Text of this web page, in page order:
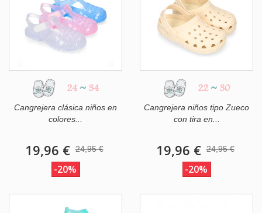
24 ~ 34
Cangrejera clásica niños en
colores...
19,96 € 24,95 €
-20%
22 ~ 30
Cangrejera niños tipo Zueco
con tira en...
19,96 € 24,95 €
-20%